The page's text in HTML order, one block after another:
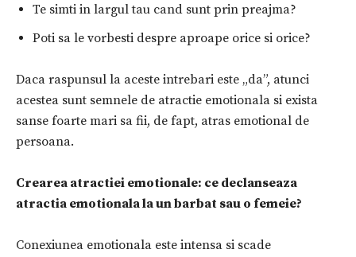
Te simti in largul tau cand sunt prin preajma?
Poti sa le vorbesti despre aproape orice si orice?
Daca raspunsul la aceste intrebari este „da”, atunci
acestea sunt semnele de atractie emotionala si exista
sanse foarte mari sa fii, de fapt, atras emotional de
persoana.
Crearea atractiei emotionale: ce declanseaza
atractia emotionala la un barbat sau o femeie?
Conexiunea emotionala este intensa si scade